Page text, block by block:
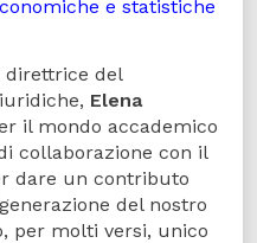
e statistiche
direttrice del
Elena
il mondo accademico
collaborazione con il
dare un contributo
del nostro
per molti versi, unico